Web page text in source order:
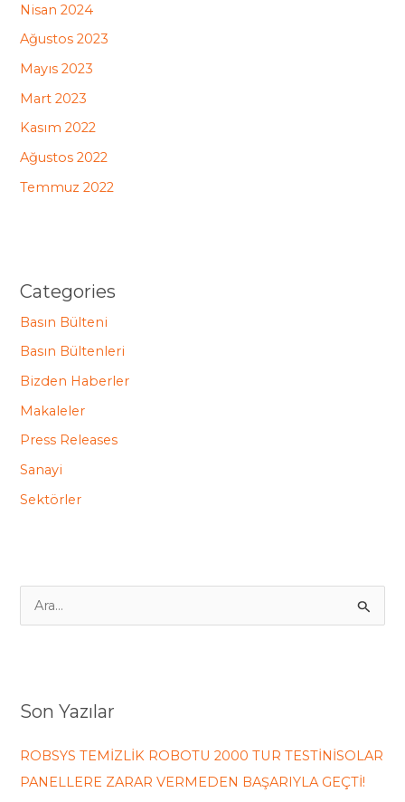
Nisan 2024
Ağustos 2023
Mayıs 2023
Mart 2023
Kasım 2022
Ağustos 2022
Temmuz 2022
Categories
Basın Bülteni
Basın Bültenleri
Bizden Haberler
Makaleler
Press Releases
Sanayi
Sektörler
c
Son Yazılar
ROBSYS TEMİZLİK ROBOTU 2000 TUR TESTİNİSOLAR
PANELLERE ZARAR VERMEDEN BAŞARIYLA GEÇTİ!